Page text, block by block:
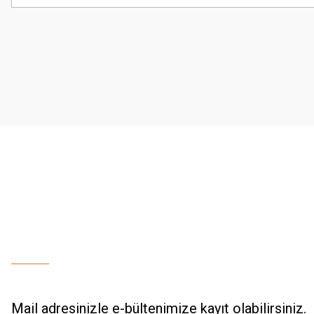
Görüş ve önerileriniz için teşekkür ederiz.
Mail adresinizle e-bültenimize kayıt olabilirsiniz.